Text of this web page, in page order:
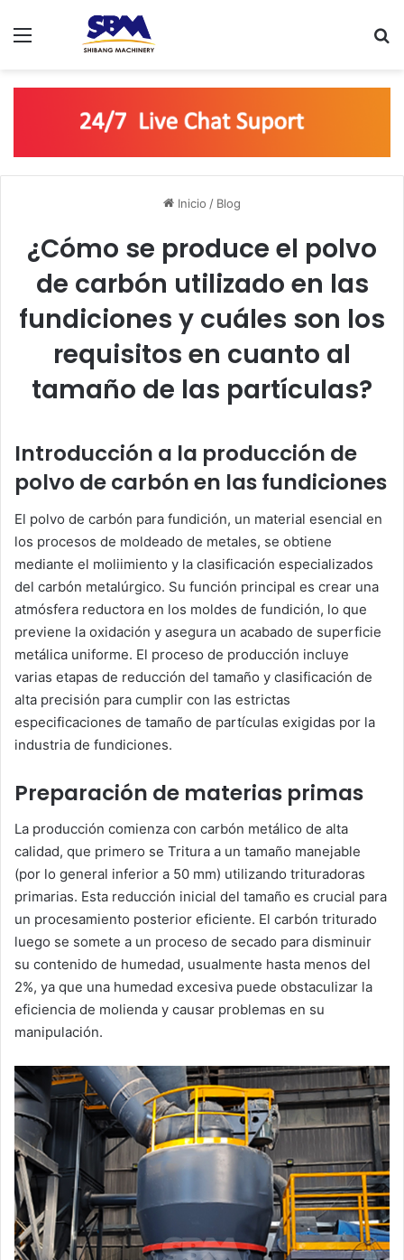
Inicio / Blog
¿Cómo se produce el polvo
de carbón utilizado en las
fundiciones y cuáles son los
requisitos en cuanto al
tamaño de las partículas?
Introducción a la producción de
polvo de carbón en las fundiciones
El polvo de carbón para fundición, un material esencial en
los procesos de moldeado de metales, se obtiene
mediante el moliimiento y la clasificación especializados
del carbón metalúrgico. Su función principal es crear una
atmósfera reductora en los moldes de fundición, lo que
previene la oxidación y asegura un acabado de superficie
metálica uniforme. El proceso de producción incluye
varias etapas de reducción del tamaño y clasificación de
alta precisión para cumplir con las estrictas
especificaciones de tamaño de partículas exigidas por la
industria de fundiciones.
Preparación de materias primas
La producción comienza con carbón metálico de alta
calidad, que primero se Tritura a un tamaño manejable
(por lo general inferior a 50 mm) utilizando trituradoras
primarias. Esta reducción inicial del tamaño es crucial para
un procesamiento posterior eficiente. El carbón triturado
luego se somete a un proceso de secado para disminuir
su contenido de humedad, usualmente hasta menos del
2%, ya que una humedad excesiva puede obstaculizar la
eficiencia de molienda y causar problemas en su
manipulación.